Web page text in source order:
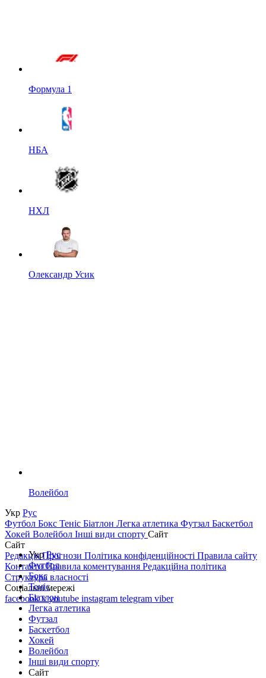
Формула 1
НБА
НХЛ
Олександр Усик
Волейбол
Укр Рус
Футбол Бокс Теніс Біатлон Легка атлетика Футзал Баскетбол
Хокей Волейбол Інші види спорту Сайт
Сайт
РедакціяПрогнози Політика конфіденційності Правила сайту
КонтактиПравила коментування Редакційна політика
Структура власності
Соціальні мережі
facebookxyoutube instagram telegram viber
УкрРус
Футбол
Бокс
Теніс
Біатлон
Легка атлетика
Футзал
Баскетбол
Хокей
Волейбол
Інші види спорту
Сайт